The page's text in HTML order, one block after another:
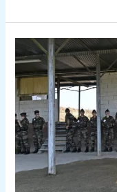
Formation
réserviste
gendarmerie
:
tout
savoir
pour
bien
commencer